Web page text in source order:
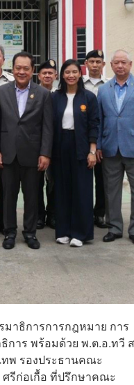
มาธิการการกฎหมาย การ
าร พร้อมด้วย พ.ต.อ.ทวี
ทพ รองประธานคณะ
รีก่อเกื้อ ที่ปรึกษาคณะ